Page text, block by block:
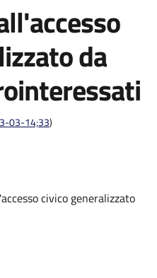
da
03-14;33)
civico generalizzato